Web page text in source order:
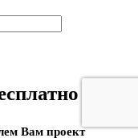
Вам проект